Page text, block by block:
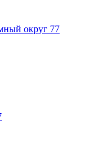
округ 77